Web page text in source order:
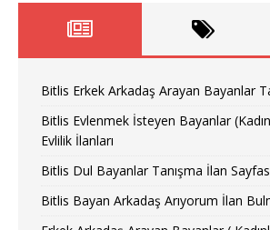
Bitlis Erkek Arkadaş Arayan Bayanlar
Bitlis Evlenmek İsteyen Bayanlar
Evlilik İlanları
Bitlis Dul Bayanlar Tanışma İlan
Bitlis Bayan Arkadaş Arıyorum İlan